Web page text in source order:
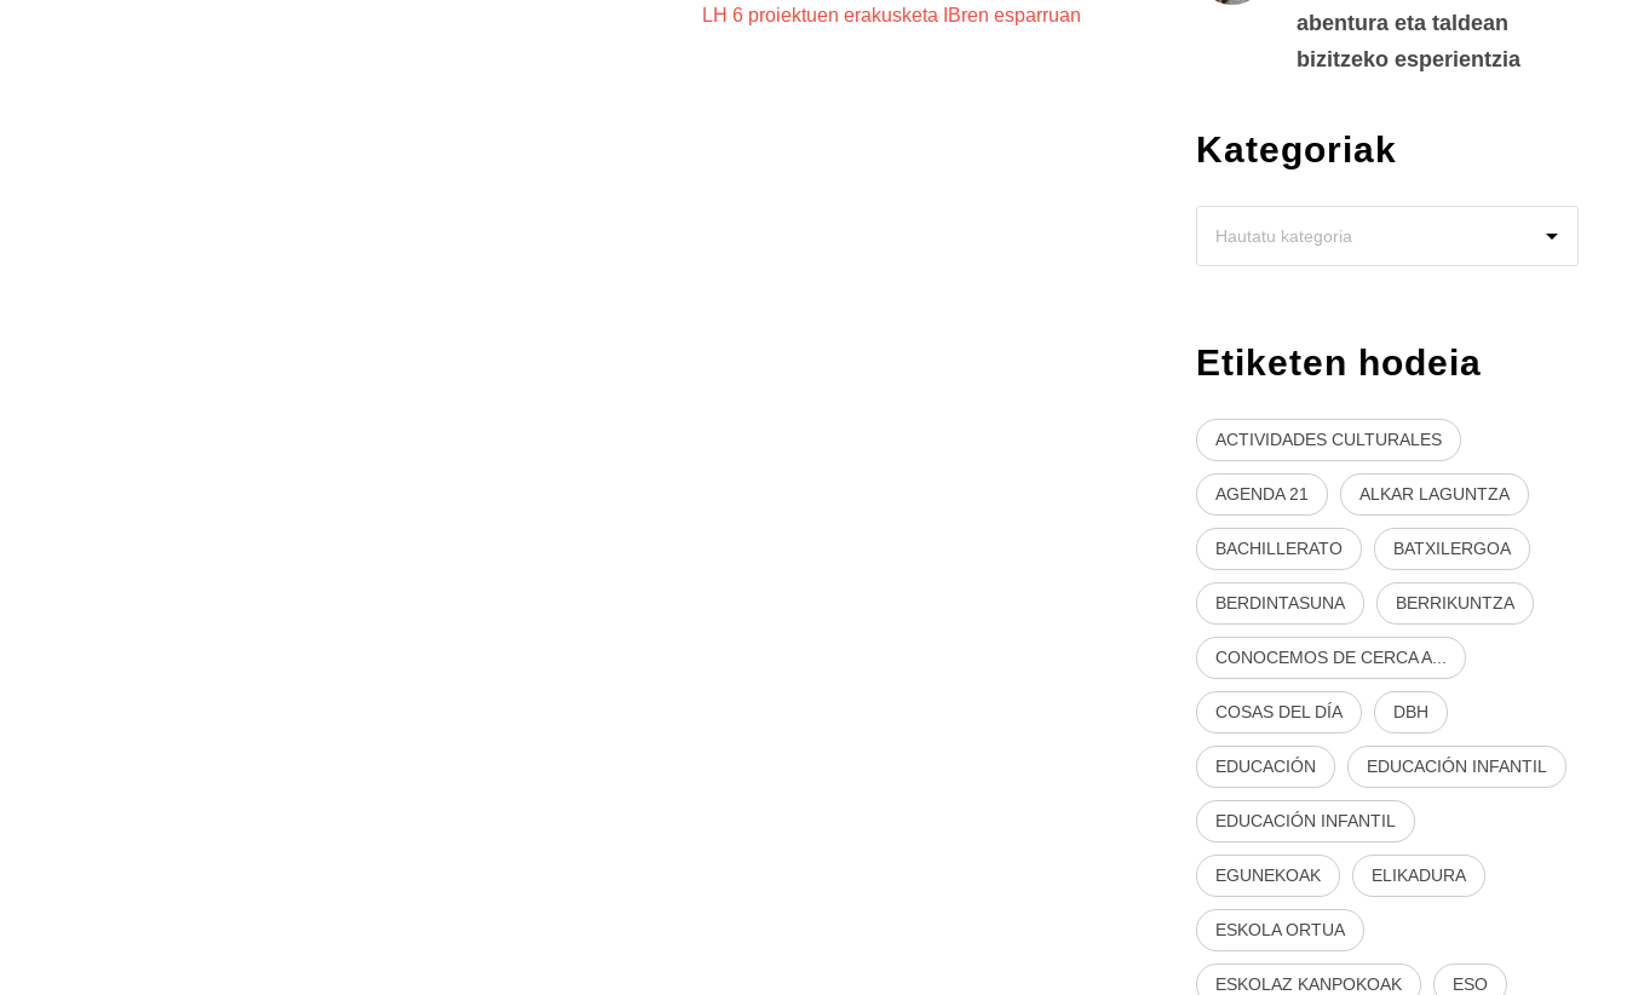
LH 6 proiektuen erakusketa IBren esparruan
abentura eta taldean
bizitzeko esperientzia
Kategoriak
Etiketen hodeia
ACTIVIDADES CULTURALES
AGENDA 21 ALKAR LAGUNTZA
BACHILLERATO BATXILERGOA
BERDINTASUNA BERRIKUNTZA
CONOCEMOS DE CERCA A...
COSAS DEL DÍA DBH
EDUCACIÓN EDUCACIÓN INFANTIL
EDUCACIÓN INFANTIL
EGUNEKOAK ELIKADURA
ESKOLA ORTUA
ESKOLAZ KANPOKOAK ESO